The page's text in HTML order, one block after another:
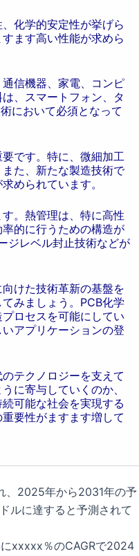
化学的安定性が挙げら
ます高い性能が求めら
信機器、家電、コンピ
、スマートフォン、タ
において必須となって
です。特に、微細加工
た、新たな製造技術で
められています。
。熱管理は、特に高性
的に行うための構造が
ジレベル封止技術などが
けた技術革新の基盤を
みましょう。PCB化学
ロセスを可能にしてい
アプリケーションの登
テクノロジーを支えて
に寄与していくのか、
可能な社会を実現する
要性がますます増して
、2025年から2031年の予
ルに達すると予測されて
xxxxx％のCAGRで2024